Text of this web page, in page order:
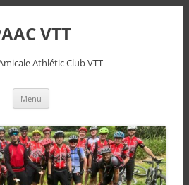
VTT
Athlétic Club VTT
Menu